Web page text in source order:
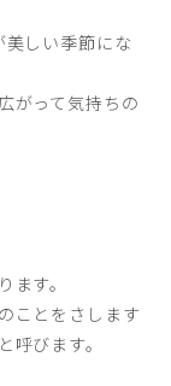
しい季節にな
がって気持ちの
す。
ことをさします
びます。